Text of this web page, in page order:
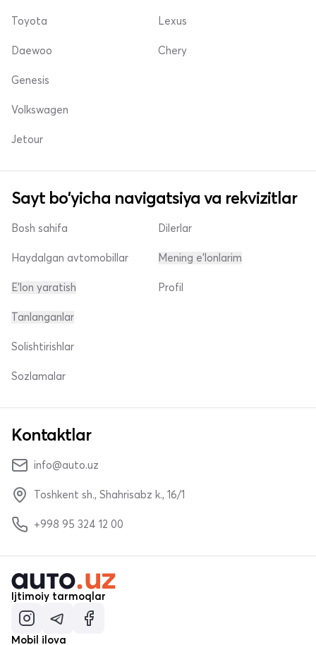
Toyota
Daewoo
Lexus
Chery
Genesis
Volkswagen
Jetour
Sayt bo'yicha navigatsiya va rekvizitlar
Bosh sahifa
Haydalgan avtomobillar
E'lon yaratish
Dilerlar
Mening e'lonlarim
Profil
Tanlanganlar
Solishtirishlar
Sozlamalar
Kontaktlar
info@auto.uz
Toshkent sh., Shahrisabz k., 16/1
+998 95 324 12 00
Ijtimoiy tarmoqlar
Mobil ilova